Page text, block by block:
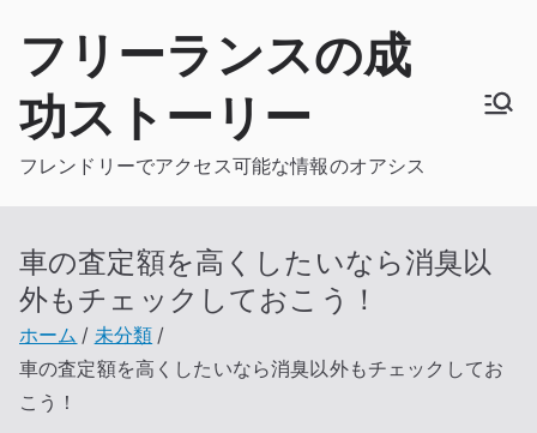
フリーランスの成
功ストーリー
フレンドリーでアクセス可能な情報のオアシス
車の査定額を高くしたいなら消臭以
外もチェックしておこう！
ホーム
未分類
車の査定額を高くしたいなら消臭以外もチェックしてお
こう！